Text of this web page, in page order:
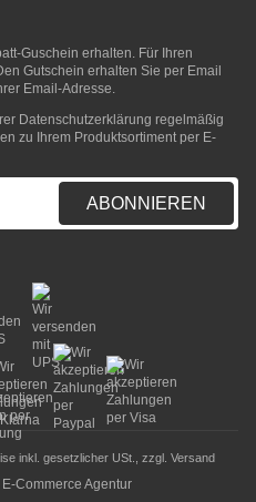
Guschein erhalten. Für Ihren
Gutschein erhalten Sie per Email
Email-Adresse.
Datenschutzerklärung regelmäßig
zu Ihrem Produktsortiment per E-
ABONNIEREN
inkl. gesetzlicher USt., zzgl. Versand
Commerce Agentur